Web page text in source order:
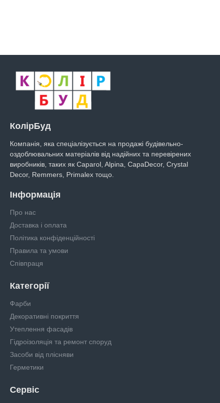
КолірБуд
Компанія, яка спеціалізується на продажі будівельно-
оздоблювальних матеріалів від надійних та перевірених
виробників, таких як Caparol, Alpina, CapaDecor, Crystal
Decor, Remmers, Primalex тощо.
Інформація
Про нас
Доставка і оплата
Політика конфіденційності
Правила та умови
Співпраця
Категорії
Фарби
Декоративні покриття
Утеплення фасадів
Гідроізоляція та ремонт споруд
Засоби від плісняви
Герметики
Сервіс